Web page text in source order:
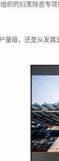
织的扫黑除恶专
级，还是从发